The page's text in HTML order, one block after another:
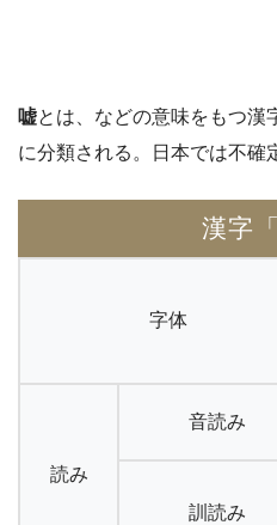
嘘とは、 などの意味をもつ漢
に分類される。日本では不確
漢字
字体
読み
音読み
訓読み